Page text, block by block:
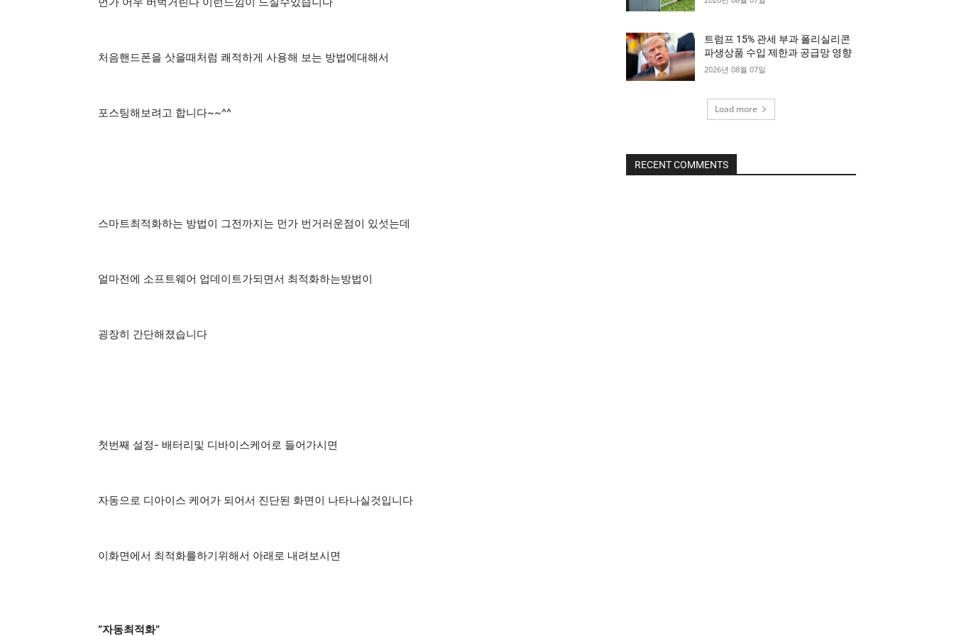
처음핸드폰을 삿을때처럼 쾌적하게 사용해 보는 방법에대해서
포스팅해보려고 합니다~~^^
스마트최적화하는 방법이 그전까지는 먼가 번거러운점이 있섯는데
얼마전에 소프트웨어 업데이트가되면서 최적화하는방법이
굉장히 간단해졌습니다
첫번째 설정- 배터리및 디바이스케어로 들어가시면
자동으로 디아이스 케어가 되어서 진단된 화면이 나타나실것입니다
이화면에서 최적화를하기위해서 아래로 내려보시면
“자동최적화”
트럼프 15% 관세 부과 폴리실리콘
파생상품 수입 제한과 공급망 영향
2026년 08월 07일
Load more
RECENT COMMENTS